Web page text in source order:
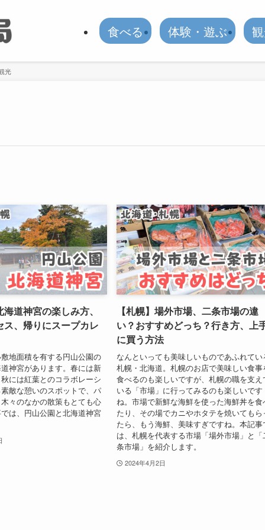
食べる 体験・遊ぶ
光
道神宮の楽しみ方、
ス、帰りにスープカレ
地面積を有する円山公園の
神宮があります。春には新
には紅葉とのコラボレーシ
敵な憩いのスポットで、パ
々のなかの散策もとても心
は、円山公園と北海道神宮
【札幌】場外市場、二条市場の違
い？おすすめどっち？行き方、上
に買う方法
なんといっても美味しいものであふれてい
札幌・北海道。札幌のお店で美味しい食事
食べるのも楽しいですが、札幌の職を支え
いる「市場」に行ってみるのも楽しいです
ね。市場で新鮮な海鮮を使った海鮮丼を食
たり、その場でカニやホタテを焼いてもら
たら、もう海鮮、美味すぎですね。本記事
は、札幌を代表する市場「場外市場」と「
条市場」を紹介します。
2024年4月2日